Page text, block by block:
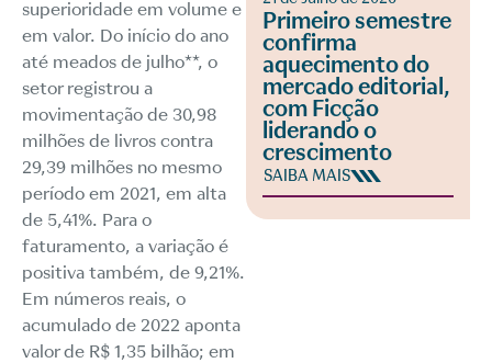
superioridade em volume e
em valor. Do início do ano
até meados de julho**, o
setor registrou a
movimentação de 30,98
milhões de livros contra
29,39 milhões no mesmo
período em 2021, em alta
de 5,41%. Para o
faturamento, a variação é
positiva também, de 9,21%.
Em números reais, o
acumulado de 2022 aponta
valor de R$ 1,35 bilhão; em
Primeiro semestre
confirma
aquecimento do
mercado editorial,
com Ficção
liderando o
crescimento
SAIBA MAIS